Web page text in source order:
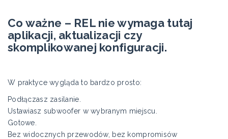
Co ważne – REL nie wymaga tutaj
aplikacji, aktualizacji czy
skomplikowanej konfiguracji.
W praktyce wygląda to bardzo prosto:
Podłączasz zasilanie.
Ustawiasz subwoofer w wybranym miejscu.
Gotowe.
Bez widocznych przewodów, bez kompromisów